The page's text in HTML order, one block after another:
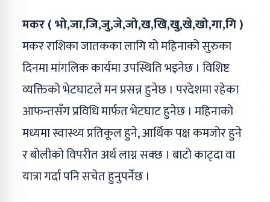
मकर ( भो,जा,जि,जु,जे,जो,ख,खि,खु,खे,खो,गा,गि )
मकर राशिका जातकका लागि यो महिनाको सुरुका
दिनमा मांगलिक कार्यमा उपस्थिति भइनेछ । विशिष्ट
व्यक्तिको भेटघाटले मन प्रसन्न हुनेछ । परदेशमा रहेका
आफन्तसँग प्रविधि मार्फत भेटघाट हुनेछ । महिनाको
मध्यमा स्वास्थ्य प्रतिकूल हुने, आर्थिक पक्ष कमजोर हुने
र बोलीको विपरीत अर्थ लाग्न सक्छ । बाटो काट्दा वा
यात्रा गर्दा पनि सचेत हुनुपर्नेछ ।